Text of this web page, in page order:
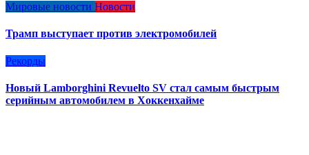
Мировые новости Новости
Трамп выступает против электромобилей
Рекорды
Новый Lamborghini Revuelto SV стал самым быстрым
серийным автомобилем в Хоккенхайме